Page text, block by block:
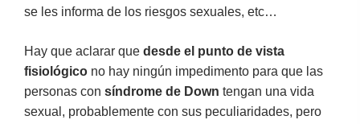
se les informa de los riesgos sexuales, etc…
Hay que aclarar que desde el punto de vista
fisiológico no hay ningún impedimento para que las
personas con síndrome de Down tengan una vida
sexual, probablemente con sus peculiaridades, pero